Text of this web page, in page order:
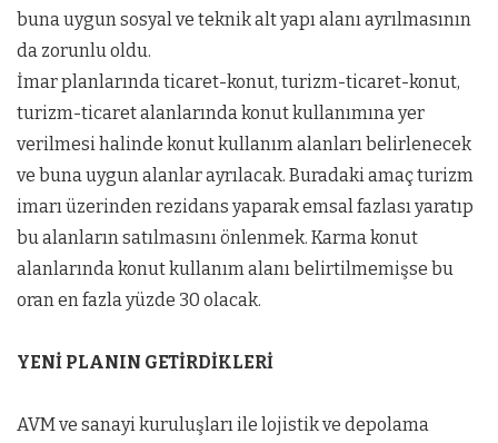
buna uygun sosyal ve teknik alt yapı alanı ayrılmasının
da zorunlu oldu.
İmar planlarında ticaret-konut, turizm-ticaret-konut,
turizm-ticaret alanlarında konut kullanımına yer
verilmesi halinde konut kullanım alanları belirlenecek
ve buna uygun alanlar ayrılacak. Buradaki amaç turizm
imarı üzerinden rezidans yaparak emsal fazlası yaratıp
bu alanların satılmasını önlenmek. Karma konut
alanlarında konut kullanım alanı belirtilmemişse bu
oran en fazla yüzde 30 olacak.
YENİ PLANIN GETİRDİKLERİ
AVM ve sanayi kuruluşları ile lojistik ve depolama